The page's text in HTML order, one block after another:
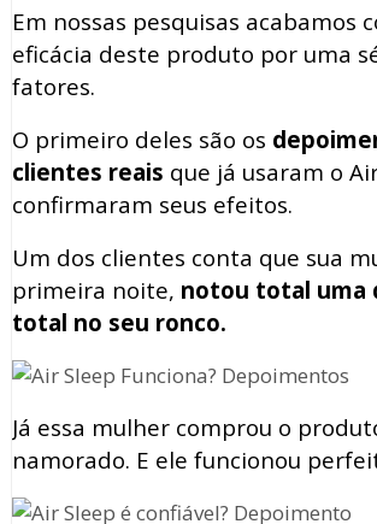
Em nossas pesquisas acabamos
eficácia deste produto por uma
fatores.
O primeiro deles são os
clientes reais que já usaram o
confirmaram seus efeitos.
Um dos clientes conta que sua
primeira noite, notou total uma
total no seu ronco.
Já essa mulher comprou o
namorado. E ele funcionou